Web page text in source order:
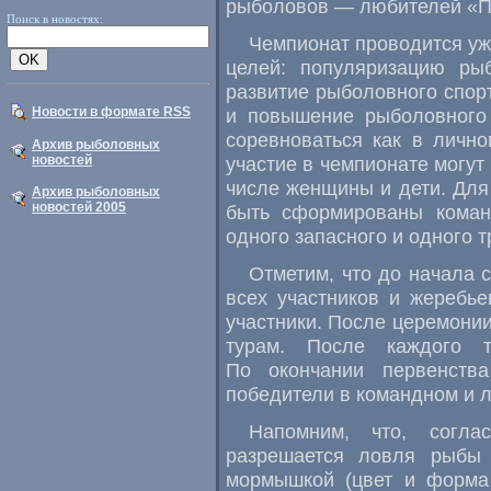
Поиск в новостях:
Новости в формате RSS
Архив рыболовных
новостей
Архив рыболовных
новостей 2005
рыболовов — любителей
Чемпионат проводится
целей: популяризацию
развитие рыболовного
и повышение рыболовного
соревноваться как в
участие в чемпионате
числе женщины и дети.
быть сформированы
одного запасного и одного
Отметим, что до начала
всех участников и
участники. После
турам. После каждого
По окончании
победители в командном и
Напомним, что,
разрешается ловля
мормышкой (цвет и